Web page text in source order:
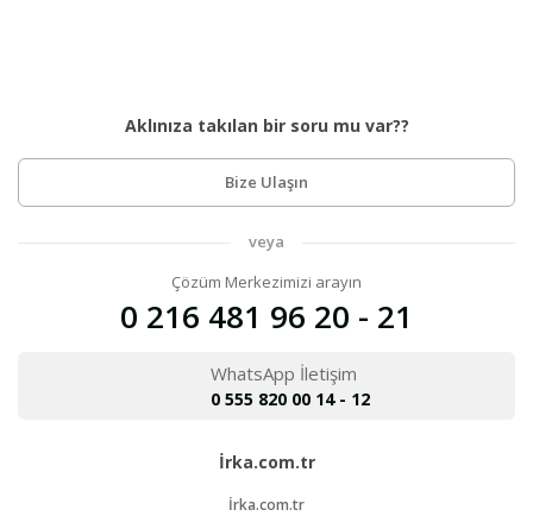
Aklınıza takılan bir soru mu var??
Bize Ulaşın
veya
Çözüm Merkezimizi arayın
0 216 481 96 20 - 21
WhatsApp İletişim
0 555 820 00 14 - 12
İrka.com.tr
İrka.com.tr